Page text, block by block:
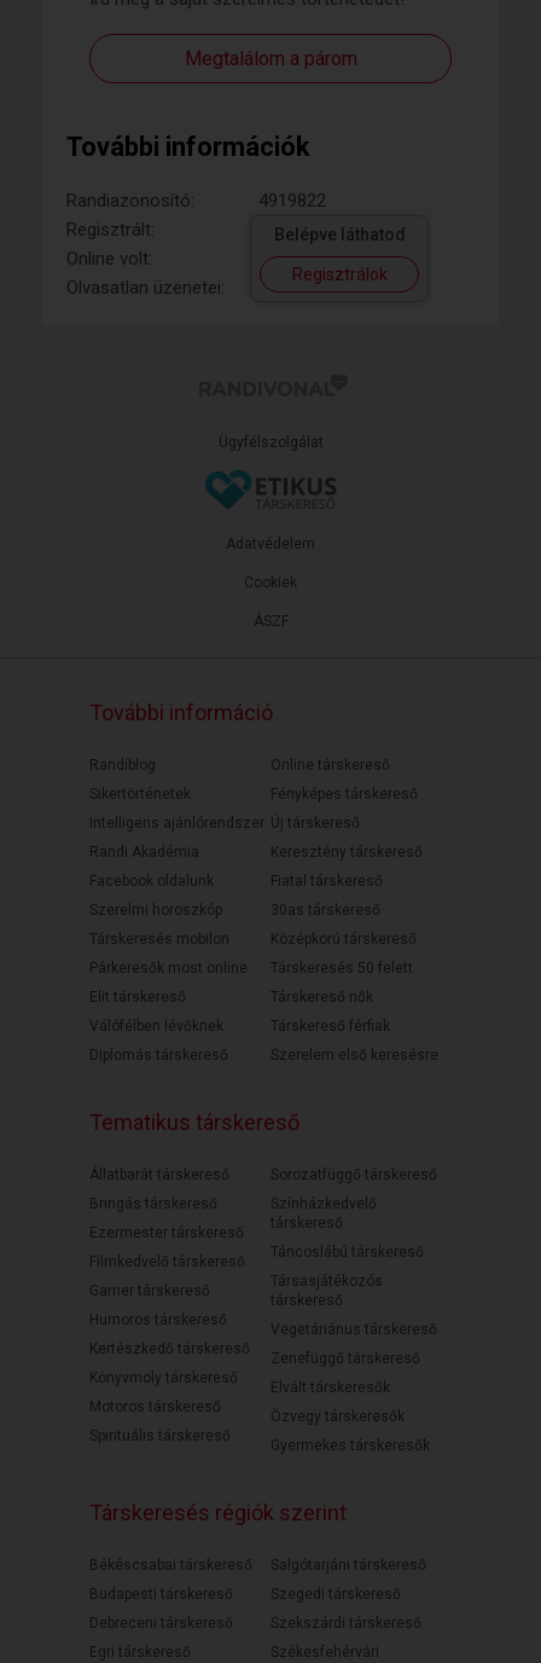
Megtalálom a párom
További információk
Randiazonosító:
4919822
Regisztrált:
Online volt:
Olvasatlan üzenetei:
Belépve láthatod
Regisztrálok
Ügyfélszolgálat
ÁSZF
Adatvédelem
Cookiek
További információ
Randiblog
Sikertörténetek
Intelligens ajánlórendszer
Randi Akadémia
Facebook oldalunk
Szerelmi horoszkóp
Társkeresés mobilon
Párkeresők most online
Elit társkereső
Válófélben lévőknek
Diplomás társkereső
Online társkereső
Fényképes társkereső
Új társkereső
Keresztény társkereső
Fiatal társkereső
30as társkereső
Középkorú társkereső
Társkeresés 50 felett
Társkereső nők
Társkereső férfiak
Szerelem első keresésre
Tematikus társkereső
Állatbarát társkereső
Bringás társkereső
Ezermester társkereső
Filmkedvelő társkereső
Gamer társkereső
Humoros társkereső
Kertészkedő társkereső
Könyvmoly társkereső
Motoros társkereső
Spirituális társkereső
Sorozatfüggő társkereső
Színházkedvelő
társkereső
Táncoslábú társkereső
Társasjátékozós
társkereső
Vegetáriánus társkereső
Zenefüggő társkereső
Elvált társkeresők
Özvegy társkeresők
Gyermekes társkeresők
Társkeresés régiók szerint
Békéscsabai társkereső
Budapesti társkereső
Debreceni társkereső
Egri társkereső
Salgótarjáni társkereső
Szegedi társkereső
Szekszárdi társkereső
Székesfehérvári